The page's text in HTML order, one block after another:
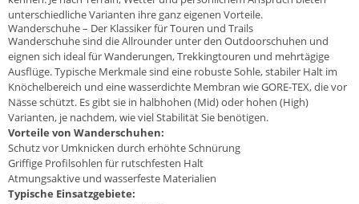
unterschiedliche Varianten ihre ganz eigenen Vorteile.
Wanderschuhe – Der Klassiker für Touren und Trails
Wanderschuhe sind die Allrounder unter den Outdoorschuhen und
eignen sich ideal für Wanderungen, Trekkingtouren und mehrtägige
Ausflüge. Typische Merkmale sind eine robuste Sohle, stabiler Halt im
Knöchelbereich und eine wasserdichte Membran wie GORE-TEX, die vor
Nässe schützt. Es gibt sie in halbhohen (Mid) oder hohen (High)
Varianten, je nachdem, wie viel Stabilität Sie benötigen.
Vorteile von Wanderschuhen:
Schutz vor Umknicken durch erhöhte Schnürung
Griffige Profilsohlen für rutschfesten Halt
Atmungsaktive und wasserfeste Materialien
Typische Einsatzgebiete: